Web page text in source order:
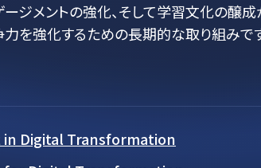
ジメントの強化、そして学習文化の醸
を強化するための長期的な取り組みで
Digital Transformation